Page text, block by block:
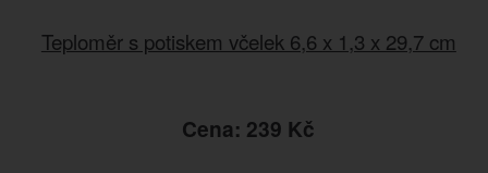
Teploměr s potiskem včelek 6,6 x 1,3 x 29,7 cm
Cena: 239 Kč